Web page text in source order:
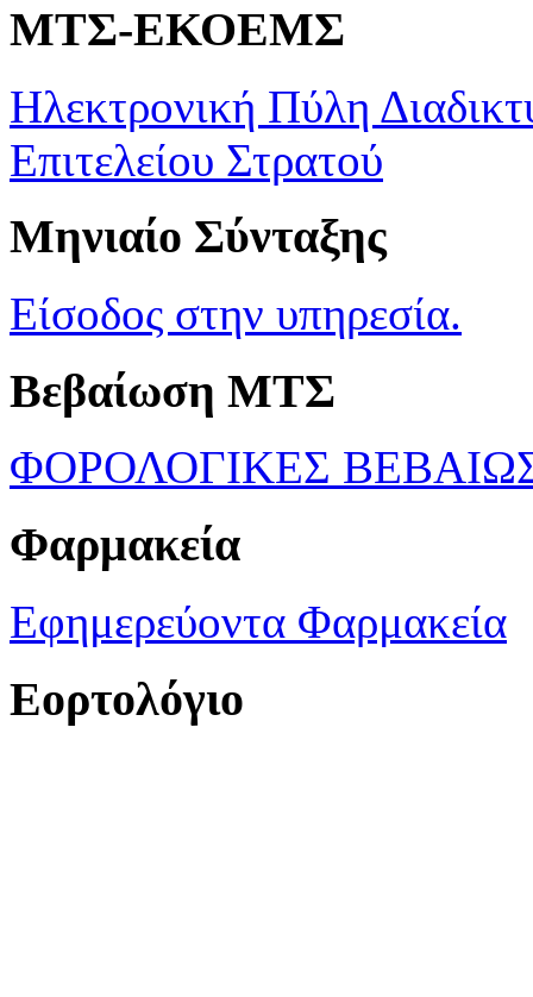
ΜΤΣ-ΕΚΟΕΜΣ
Ηλεκτρονική Πύλη
Επιτελείου Στρατού
Μηνιαίο Σύνταξης
Είσοδος στην υπηρεσία.
Βεβαίωση ΜΤΣ
ΦΟΡΟΛΟΓΙΚΕΣ
Φαρμακεία
Εφημερεύοντα Φαρμακεία
Εορτολόγιο